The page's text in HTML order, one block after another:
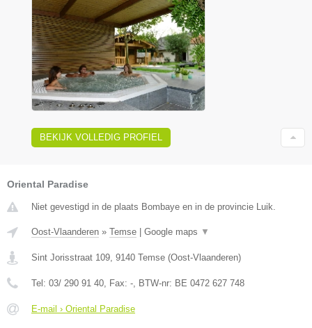
BEKIJK VOLLEDIG PROFIEL
Oriental Paradise
Niet gevestigd in de plaats Bombaye en in de provincie Luik.
Oost-Vlaanderen » Temse | Google maps ▼
Sint Jorisstraat 109 9140 Temse (Oost-Vlaanderen)
Tel: 03/ 290 91 40 , Fax: - , BTW-nr: BE 0472 627 748
E-mail › Oriental Paradise